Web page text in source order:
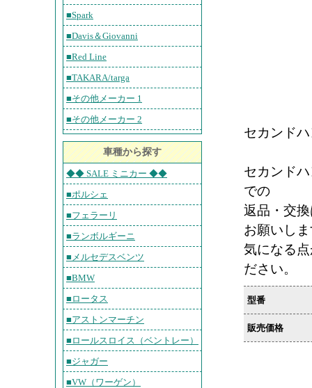
■Spark
■Davis＆Giovanni
■Red Line
■TAKARA/targa
■その他メーカー 1
■その他メーカー 2
車種から探す
◆◆ SALE ミニカー ◆◆
■ポルシェ
■フェラーリ
■ランボルギーニ
■メルセデスベンツ
■BMW
■ロータス
■アストンマーチン
■ロールスロイス（ベントレー）
■ジャガー
■VW（ワーゲン）
セカンド
セカンド
での
返品・交
お願いし
気になる
ださい。
型番
販売価格